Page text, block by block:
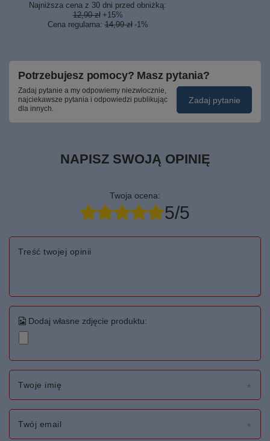
Najniższa cena z 30 dni przed obniżką:
12,90 zł +15%
Cena regularna:14,99 zł -1%
Potrzebujesz pomocy? Masz pytania?
Zadaj pytanie a my odpowiemy niezwłocznie,
najciekawsze pytania i odpowiedzi publikując
dla innych.
Zadaj pytanie
NAPISZ SWOJĄ OPINIĘ
Twoja ocena:
5/5
Treść twojej opinii
Dodaj własne zdjęcie produktu:
Twoje imię
Twój email